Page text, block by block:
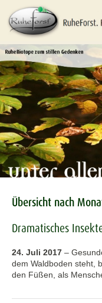
Übersicht nach
Dramatisches
24. Juli 2017 –
dem Waldboden steht,
den Füßen, als